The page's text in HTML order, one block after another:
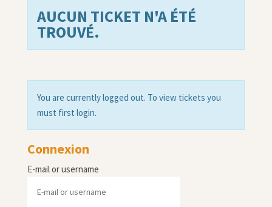
AUCUN TICKET N'A ÉTÉ
TROUVÉ.
You are currently logged out. To view tickets you
must first login.
Connexion
E-mail or username